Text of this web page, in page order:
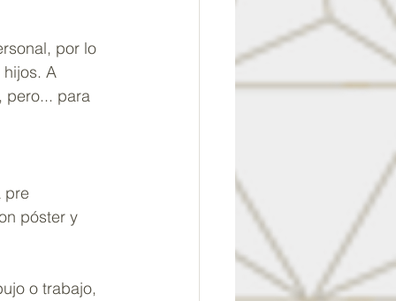
por lo
A
pero... para
pre
póster y
o trabajo,